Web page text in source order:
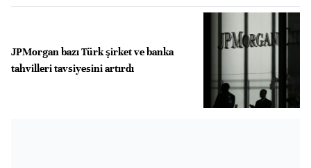
JPMorgan bazı Türk şirket ve banka
tahvilleri tavsiyesini artırdı